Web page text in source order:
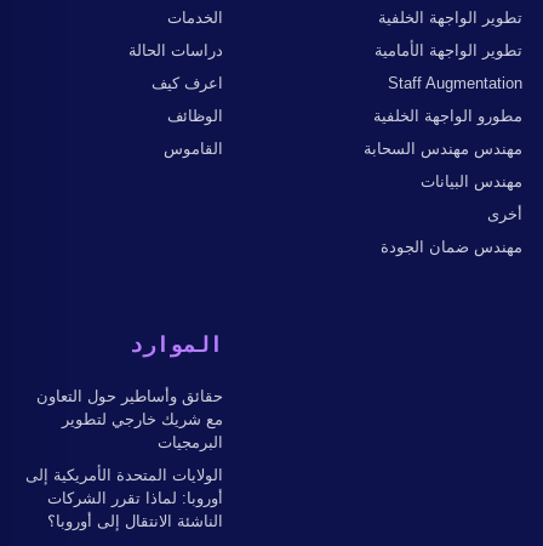
الخدمات
دراسات الحالة
اعرف كيف
الوظائف
القاموس
تطوير الواجهة الخلفية
تطوير الواجهة الأمامية
Staff Augmentation
مطورو الواجهة الخلفية
مهندس مهندس السحابة
مهندس البيانات
أخرى
مهندس ضمان الجودة
الموارد
حقائق وأساطير حول التعاون
مع شريك خارجي لتطوير
البرمجيات
الولايات المتحدة الأمريكية إلى
أوروبا: لماذا تقرر الشركات
الناشئة الانتقال إلى أوروبا؟